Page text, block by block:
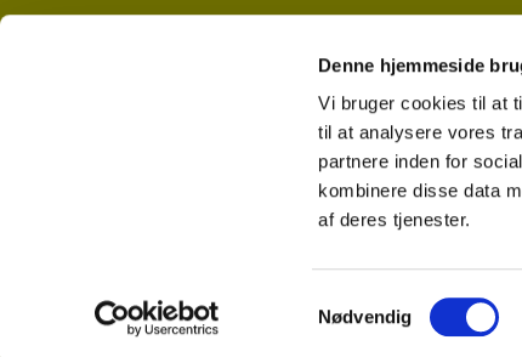
Denne hjemmeside
Vi bruger cookies til at
til at analysere vores
partnere inden for
kombinere disse data
af deres tjenester.
a
Nødvendig